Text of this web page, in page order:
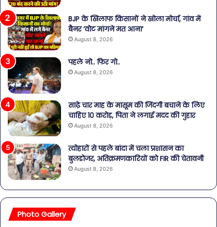
BJP के खिलाफ किसानों ने खोला मोर्चा, गांव में
बैनर ‘वोट मांगने मत आना’
August 8, 2026
पहले नो.. फिर गो..
August 8, 2026
साढ़े चार माह के मासूम की जिंदगी बचाने के लिए
चाहिए 10 करोड़, पिता ने लगाई मदद की गुहार
August 8, 2026
त्योहारों से पहले बांदा में चला प्रशासन का
बुलडोजर, अतिक्रमणकारियों को FIR की चेतावनी
August 8, 2026
Photo Gallery